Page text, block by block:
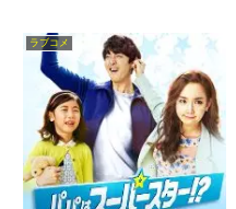
ラブコメ